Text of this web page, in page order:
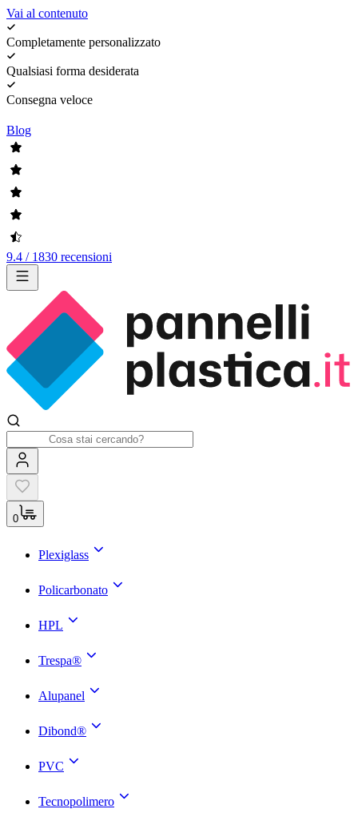
Vai al contenuto
Completamente personalizzato
Qualsiasi forma desiderata
Consegna veloce
Blog
9.4 / 1830 recensioni
0
Plexiglass
Policarbonato
HPL
Trespa®
Alupanel
Dibond®
PVC
Tecnopolimero